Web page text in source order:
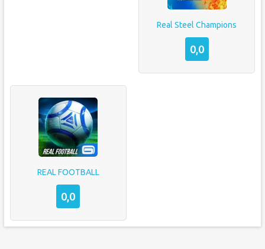
Real Steel Champions
0,0
REAL FOOTBALL
0,0